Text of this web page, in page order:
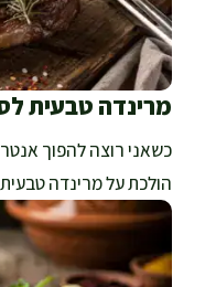
מרינדה טבעית
כשאני רוצה להפוך
הולכת על מרינדה